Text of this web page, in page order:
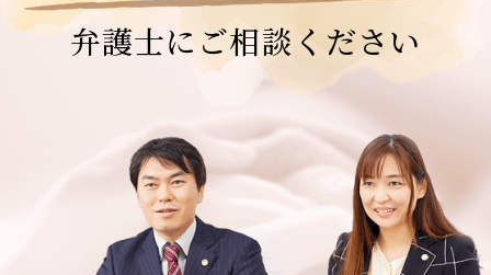
弁護士に ご相談ください